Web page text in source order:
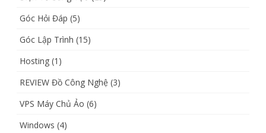
Góc Hỏi Đáp (5)
Góc Lập Trình (15)
Hosting (1)
REVIEW Đồ Công Nghệ (3)
VPS Máy Chủ Ảo (6)
Windows (4)